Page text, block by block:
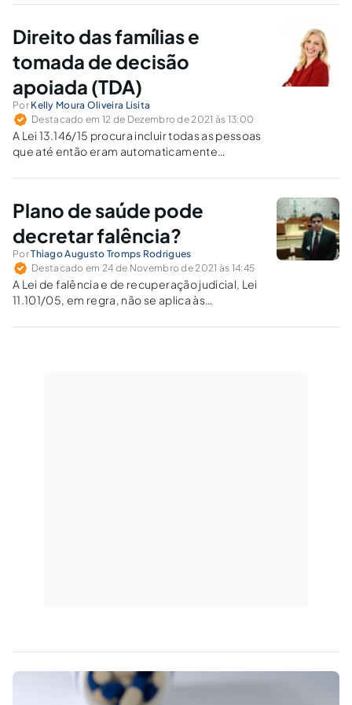
decisão, bem como do desenvolvimento de indicadores
atividades. Os impactos causados...
Direito das famílias e
tomada de decisão
apoiada (TDA)
Por Kelly Moura Oliveira Lisita
Destacado em 12 de Dezembro de 2021 às 13:00
A Lei 13.146/15 procura incluir todas as pessoas
que até então eram automaticamente
atos de sua vida civil.
Plano de saúde pode
decretar falência?
PorThiago Augusto Tromps Rodrigues
Destacado em 24 de Novembro de 2021 às 14:45
A Lei de falência e de recuperação judicial, Lei
11.101/05, em regra, não se aplica às
assistência à saúde. Mas a Lei 9.656/98